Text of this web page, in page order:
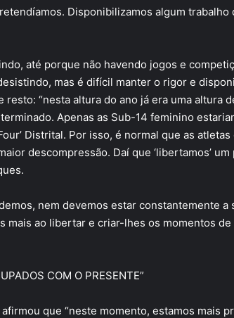
Disponibilizamos algum trabalho
até porque não havendo jogos e
mas é difícil manter o rigor e
resto: “nesta altura do ano já era uma altura
Apenas as Sub-14 feminino
Distrital. Por isso, é normal que as
descompressão. Daí que ‘libertamos’
nem devemos estar constantemente a
mais ao libertar e criar-lhes os momentos
COM O PRESENTE”
que “neste momento, estamos mais